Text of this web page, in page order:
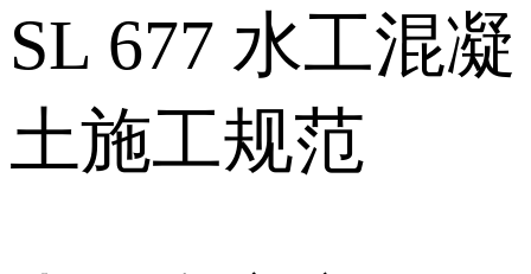
SL 677 水工混凝
土施工规范